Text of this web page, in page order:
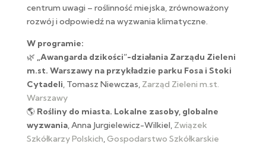
centrum uwagi – roślinność miejska, zrównoważony
rozwój i odpowiedź na wyzwania klimatyczne.
W programie:
🌿 „Awangarda dzikości”-działania Zarządu Zieleni
m.st. Warszawy na przykładzie parku Fosa i Stoki
Cytadeli, Tomasz Niewczas, Zarząd Zieleni m.st.
Warszawy
🌎 Rośliny do miasta. Lokalne zasoby, globalne
wyzwania, Anna Jurgielewicz-Wilkiel, Związek
Szkółkarzy Polskich,Gospodarstwo Szkółkarskie